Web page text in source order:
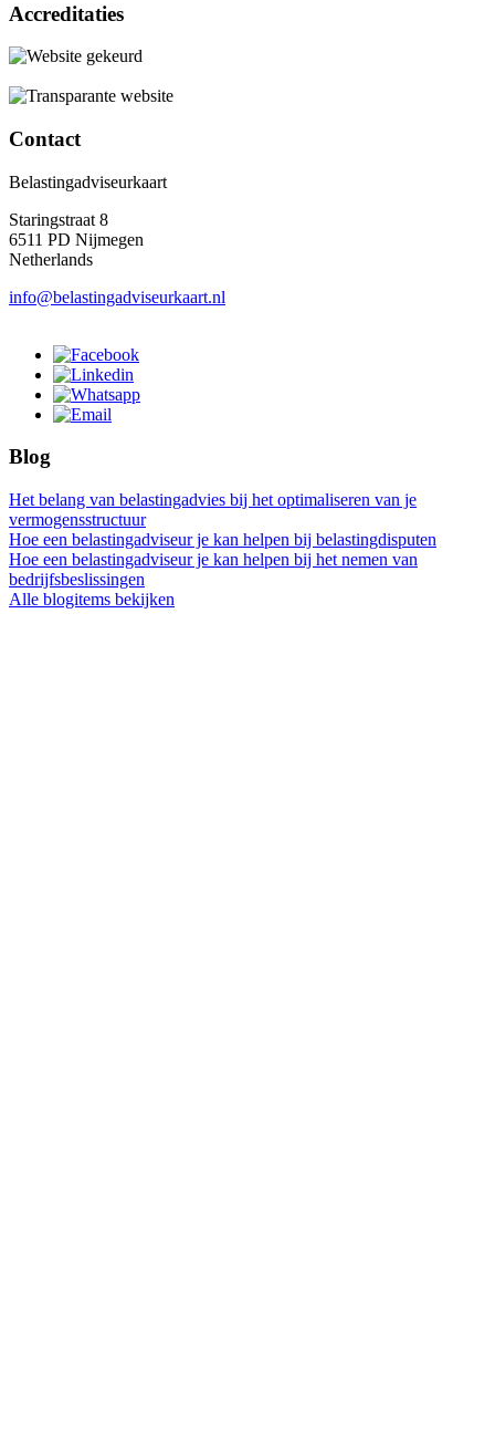
Accreditaties
Contact
Belastingadviseurkaart
Staringstraat 8
6511 PD Nijmegen
Netherlands
info@belastingadviseurkaart.nl
Blog
Het belang van belastingadvies bij het optimaliseren van je
vermogensstructuur
Hoe een belastingadviseur je kan helpen bij belastingdisputen
Hoe een belastingadviseur je kan helpen bij het nemen van
bedrijfsbeslissingen
Alle blogitems bekijken